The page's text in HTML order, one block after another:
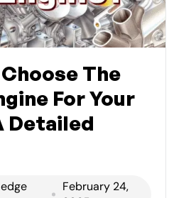
The
For Your
Detailed
February 24,